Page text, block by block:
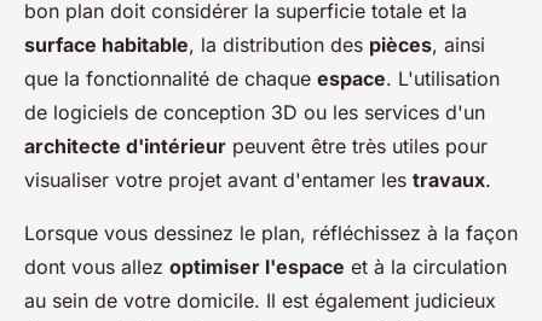
bon plan doit considérer la superficie totale et la
surface habitable, la distribution des pièces, ainsi
que la fonctionnalité de chaque espace. L'utilisation
de logiciels de conception 3D ou les services d'un
architecte d'intérieur peuvent être très utiles pour
visualiser votre projet avant d'entamer les travaux.
Lorsque vous dessinez le plan, réfléchissez à la façon
dont vous allez optimiser l'espace et à la circulation
au sein de votre domicile. Il est également judicieux